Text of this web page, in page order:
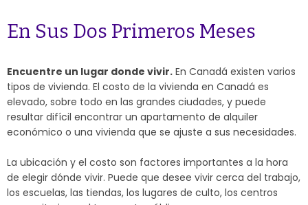
En Sus Dos Primeros Meses
Encuentre un lugar donde vivir. En Canadá existen varios
tipos de vivienda. El costo de la vivienda en Canadá es
elevado, sobre todo en las grandes ciudades, y puede
resultar difícil encontrar un apartamento de alquiler
económico o una vivienda que se ajuste a sus necesidades.
La ubicación y el costo son factores importantes a la hora
de elegir dónde vivir. Puede que desee vivir cerca del trabajo,
los escuelas, las tiendas, los lugares de culto, los centros